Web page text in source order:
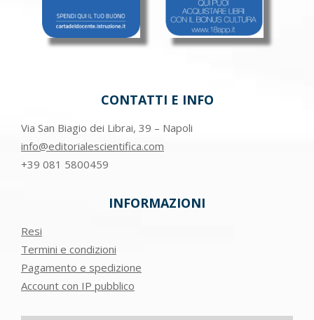
CONTATTI E INFO
Via San Biagio dei Librai, 39 – Napoli
info@editorialescientifica.com
+39 081 5800459
INFORMAZIONI
Resi
Termini e condizioni
Pagamento e spedizione
Account con IP pubblico